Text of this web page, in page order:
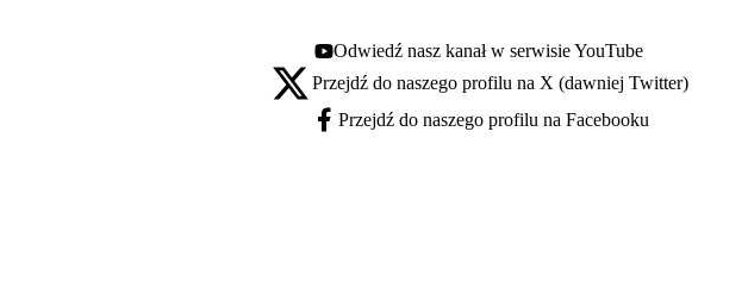
Youtube - otwiera się w nowej karcie
Odwiedź nasz kanał w serwisie YouTube
X - otwiera się w nowej karcie
Przejdź do naszego profilu na X (dawniej Twitter)
Facebook - otwiera się w nowej karcie
Przejdź do naszego profilu na Facebooku